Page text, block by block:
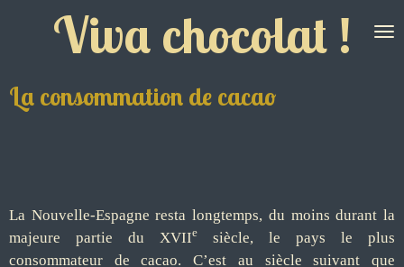
Passer
principal
Viva chocolat !
La consommation de cacao
La Nouvelle-Espagne resta longtemps, du moins durant la
majeure partie du XVIIe
siècle, le pays le plus
consommateur de cacao. C’est au siècle suivant que